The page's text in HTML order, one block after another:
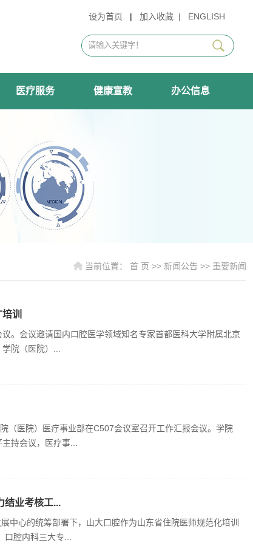
设为首页 | 加入收藏 | ENGLISH
医疗服务 健康宣教 办公信息
当前位置： 首 页 >> 新闻公告 >> 重要新闻
训
。会议邀请国内口腔医学领域知名专家首都医科大学附属北京
院（医院）...
（医院）医疗事业部在C507会议室召开工作汇报会议。学院
持会议，医疗事...
结业考核工...
心的统筹部署下，山大口腔作为山东省住院医师规范化培训
腔内科三大专...